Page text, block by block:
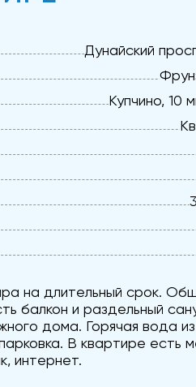
Дунайский
Купчино, 10
на длительный срок.
балкон и раздельный
дома. Горячая вода из
В квартире есть
интернет.